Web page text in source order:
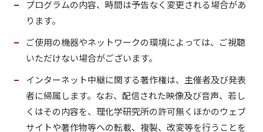
プログラムの内容、時間は予告なく変更される場合があ
ります。
ご使用の機器やネットワークの環境によっては、ご視聴
いただけない場合がございます。
インターネット中継に関する著作権は、主催者及び発表
者に帰属します。なお、配信された映像及び音声、若し
くはその内容を、理化学研究所の許可無くほかのウェブ
サイトや著作物等への転載、複製、改変等を行うことを